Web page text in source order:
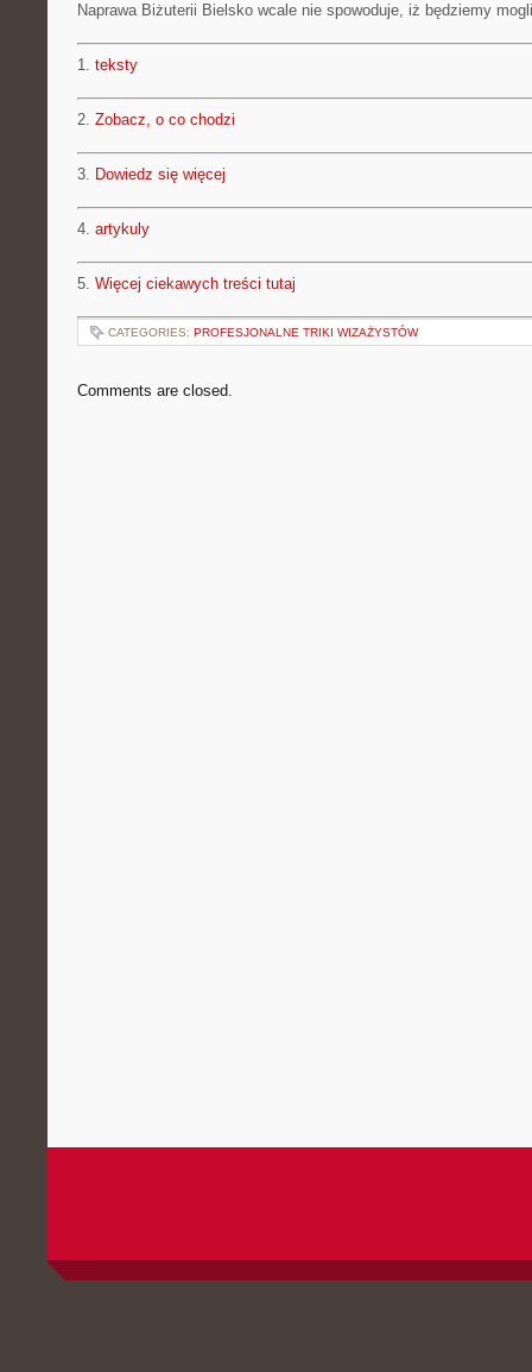
Naprawa Biżuterii Bielsko wcale nie spowoduje, iż będziemy
1. teksty
2. Zobacz, o co chodzi
3. Dowiedz się więcej
4. artykuly
5. Więcej ciekawych treści tutaj
CATEGORIES: PROFESJONALNE TRIKI WIZAŻYSTÓW
Comments are closed.